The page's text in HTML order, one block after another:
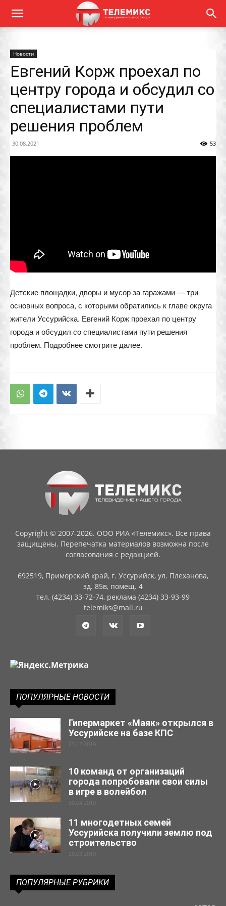
Новости
Евгений Корж проехал по
центру города и обсудил со
специалистами пути
решения проблем
30.08.2021 53
Детские площадки, дворы и мусор за гаражами — три
основных вопроса, с которыми обратились к главе округа
жители Уссурийска. Евгений Корж проехал по центру
города и обсудил со специалистами пути решения
проблем. Подробнее смотрите далее.
Copyright © 2007-2026. ООО РИА «Телемикс». Все права
защищены. Перепечатка материалов возможна после
согласования с редакцией.
692519, Приморский край, г. Уссурийск, ул. Плеханова,
зд. 85в, помещ. 4
тел. (4234) 33-72-74, реклама (4234) 33-93-99
telemiks@mail.ru
ПОПУЛЯРНЫЕ НОВОСТИ
Гипермаркет «Маяк» открылся в
Уссурийске на базе КПС
23.12.2019
10 команд от организаций
города попробовали свои силы
в игре в волейбол
30.04.2019
11 многодетных семей
Уссурийска получили землю под
строительство
29.03.2019
ПОПУЛЯРНЫЕ РУБРИКИ